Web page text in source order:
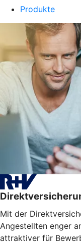
Produkte
Mit der
Angestellten enger
attraktiver für